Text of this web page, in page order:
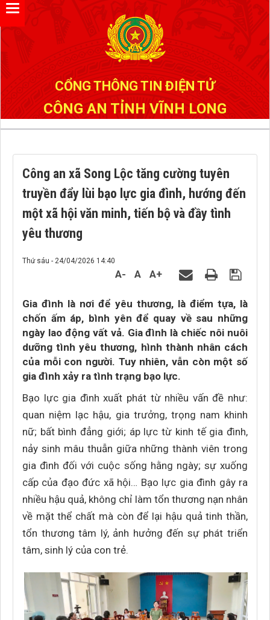
CỔNG THÔNG TIN ĐIỆN TỬ
CÔNG AN TỈNH VĨNH LONG
Công an xã Song Lộc tăng cường tuyên
truyền đẩy lùi bạo lực gia đình, hướng đến
một xã hội văn minh, tiến bộ và đầy tình
yêu thương
Thứ sáu - 24/04/2026 14:40
A- A A+
Gia đình là nơi để yêu thương, là điểm tựa, là
chốn ấm áp, bình yên để quay về sau những
ngày lao động vất vả. Gia đình là chiếc nôi nuôi
dưỡng tình yêu thương, hình thành nhân cách
của mỗi con người. Tuy nhiên, vẫn còn một số
gia đình xảy ra tình trạng bạo lực.
Bạo lực gia đình xuất phát từ nhiều vấn đề như:
quan niệm lạc hậu, gia trưởng, trọng nam khinh
nữ; bất bình đẳng giới; áp lực từ kinh tế gia đình,
nảy sinh mâu thuẫn giữa những thành viên trong
gia đình đối với cuộc sống hằng ngày; sự xuống
cấp của đạo đức xã hội… Bạo lực gia đình gây ra
nhiều hậu quả, không chỉ làm tổn thương nạn nhân
về mặt thể chất mà còn để lại hậu quả tinh thần,
tổn thương tâm lý, ảnh hưởng đến sự phát triển
tâm, sinh lý của con trẻ.